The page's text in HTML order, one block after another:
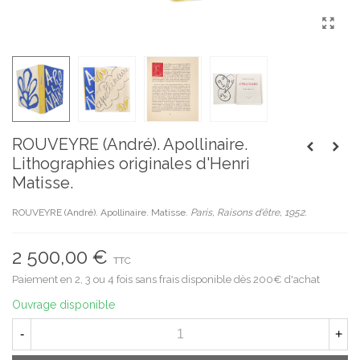
ROUVEYRE (André). Apollinaire.
Lithographies originales d'Henri
Matisse.
ROUVEYRE (André). Apollinaire. Matisse. Paris, Raisons d'être, 1952.
2 500,00 € TTC
Paiement en 2, 3 ou 4 fois sans frais disponible dès 200€ d'achat
Ouvrage disponible
- +